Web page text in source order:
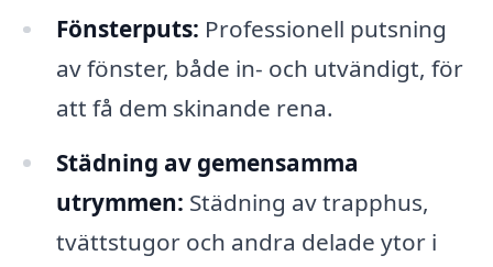
Fönsterputs: Professionell putsning
av fönster, både in- och utvändigt, för
att få dem skinande rena.
Städning av gemensamma
utrymmen: Städning av trapphus,
tvättstugor och andra delade ytor i